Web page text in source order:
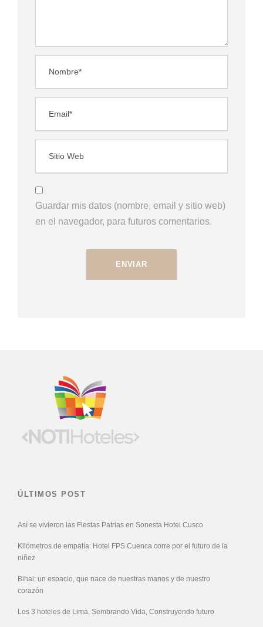
Guardar mis datos (nombre, email y sitio web)
en el navegador, para futuros comentarios.
ÚLTIMOS POST
Así se vivieron las Fiestas Patrias en Sonesta Hotel Cusco
Kilómetros de empatía: Hotel FPS Cuenca corre por el futuro de la
niñez
Bihai: un espacio, que nace de nuestras manos y de nuestro
corazón
Los 3 hoteles de Lima, Sembrando Vida, Construyendo futuro